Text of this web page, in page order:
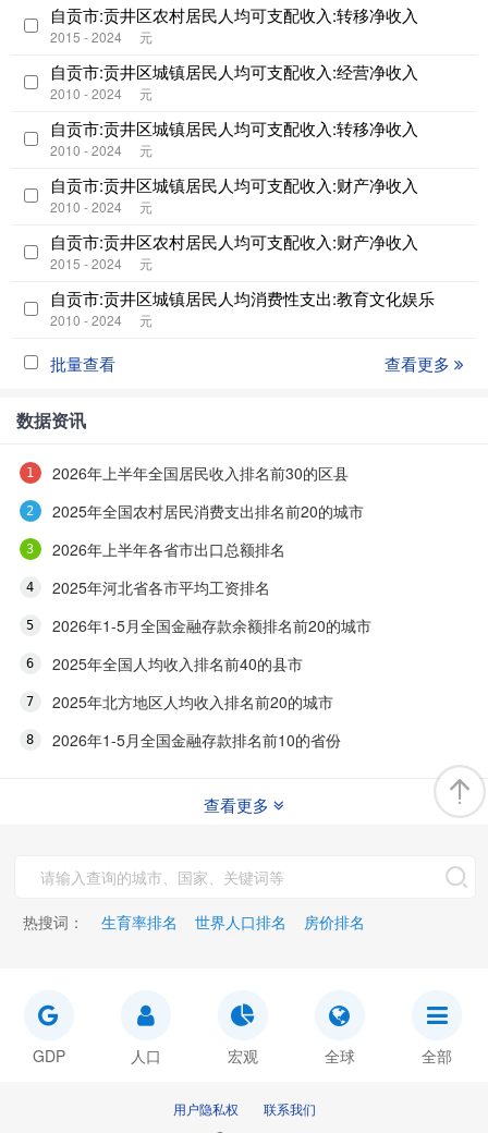
自贡市:贡井区农村居民人均可支配收入:转移净收入
2015 - 2024 元
自贡市:贡井区城镇居民人均可支配收入:经营净收入
2010 - 2024 元
自贡市:贡井区城镇居民人均可支配收入:转移净收入
2010 - 2024 元
自贡市:贡井区城镇居民人均可支配收入:财产净收入
2010 - 2024 元
自贡市:贡井区农村居民人均可支配收入:财产净收入
2015 - 2024 元
自贡市:贡井区城镇居民人均消费性支出:教育文化娱乐
2010 - 2024 元
批量查看 查看更多
数据资讯
2026年上半年全国居民收入排名前30的区县
2025年全国农村居民消费支出排名前20的城市
2026年上半年各省市出口总额排名
2025年河北省各市平均工资排名
2026年1-5月全国金融存款余额排名前20的城市
2025年全国人均收入排名前40的县市
2025年北方地区人均收入排名前20的城市
2026年1-5月全国金融存款排名前10的省份
查看更多
热搜词： 生育率排名 世界人口排名 房价排名
GDP 人口 宏观 全球 全部
用户隐私权
联系我们